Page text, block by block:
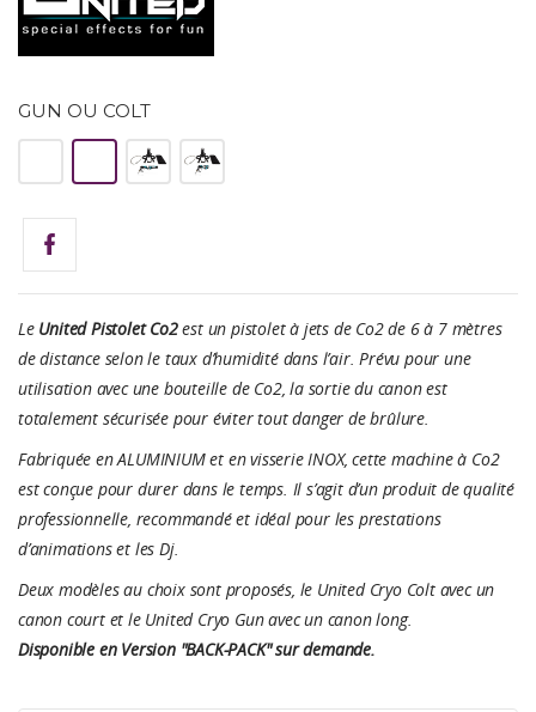
GUN OU COLT
Colt
Gun
Back
Colt
Back
LeUnited Pistolet Co2est un pistolet à jets de Co2 de 6 à 7 mètres
de distance selon le taux d’humidité dans l’air. Prévu pour une
utilisation avec une bouteille de Co2, la sortie du canon est
totalement sécurisée pour éviter tout danger de brûlure.
Fabriquée en ALUMINIUM et en visserie INOX, cette machine à Co2
est conçue pour durer dans le temps. Il s’agit d’un produit de qualité
professionnelle, recommandé et idéal pour les prestations
d’animations et les Dj.
Deux modèles au choix sont proposés, le United Cryo Colt avec un
canon court et le United Cryo Gun avec un canon long.
Disponible en Version "BACK-PACK" sur demande.